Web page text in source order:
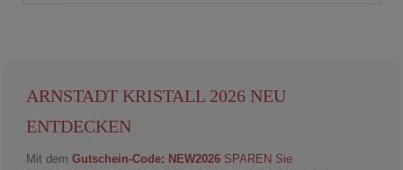
ARNSTADT KRISTALL 2026 NEU
ENTDECKEN
Mit dem Gutschein-Code: NEW2026 SPAREN Sie